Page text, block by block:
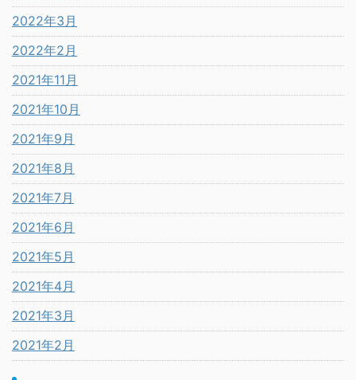
2022年3月
2022年2月
2021年11月
2021年10月
2021年9月
2021年8月
2021年7月
2021年6月
2021年5月
2021年4月
2021年3月
2021年2月